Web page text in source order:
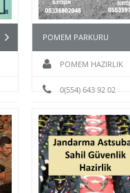
POMEM PARKURU
POMEM HAZIRLIK
0(554) 643 92 02